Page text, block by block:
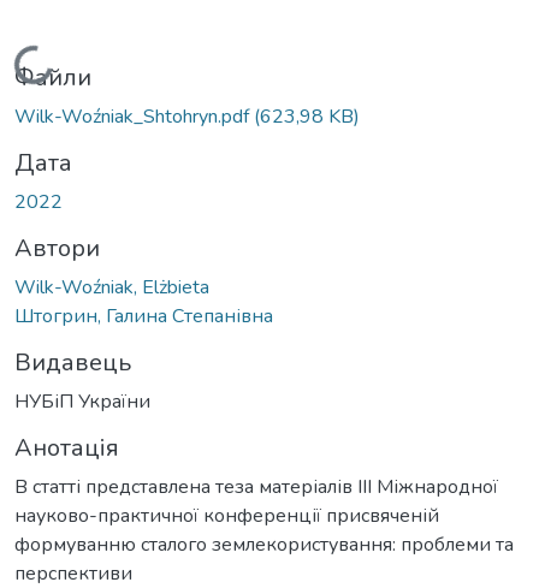
Вантажиться...
Файли
Wilk-Woźniak_Shtohryn.pdf(623,98 KB)
Дата
2022
Автори
Wilk-Woźniak, Elżbieta
Штогрин, Галина Степанівна
Видавець
НУБіП України
Анотація
В статті представлена теза матеріалів ІІІ Міжнародної
науково-практичної конференції присвяченій
формуванню сталого землекористування: проблеми та
перспективи